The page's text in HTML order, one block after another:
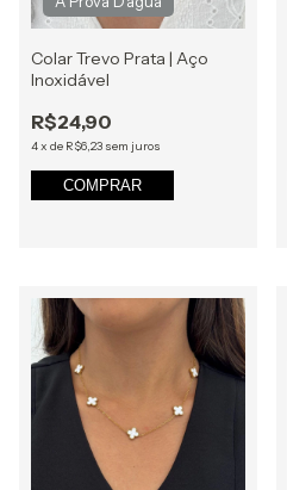
Colar Trevo Prata | Aço
Inoxidável
R$24,90
4x de R$6,23 sem juros
COMPRAR